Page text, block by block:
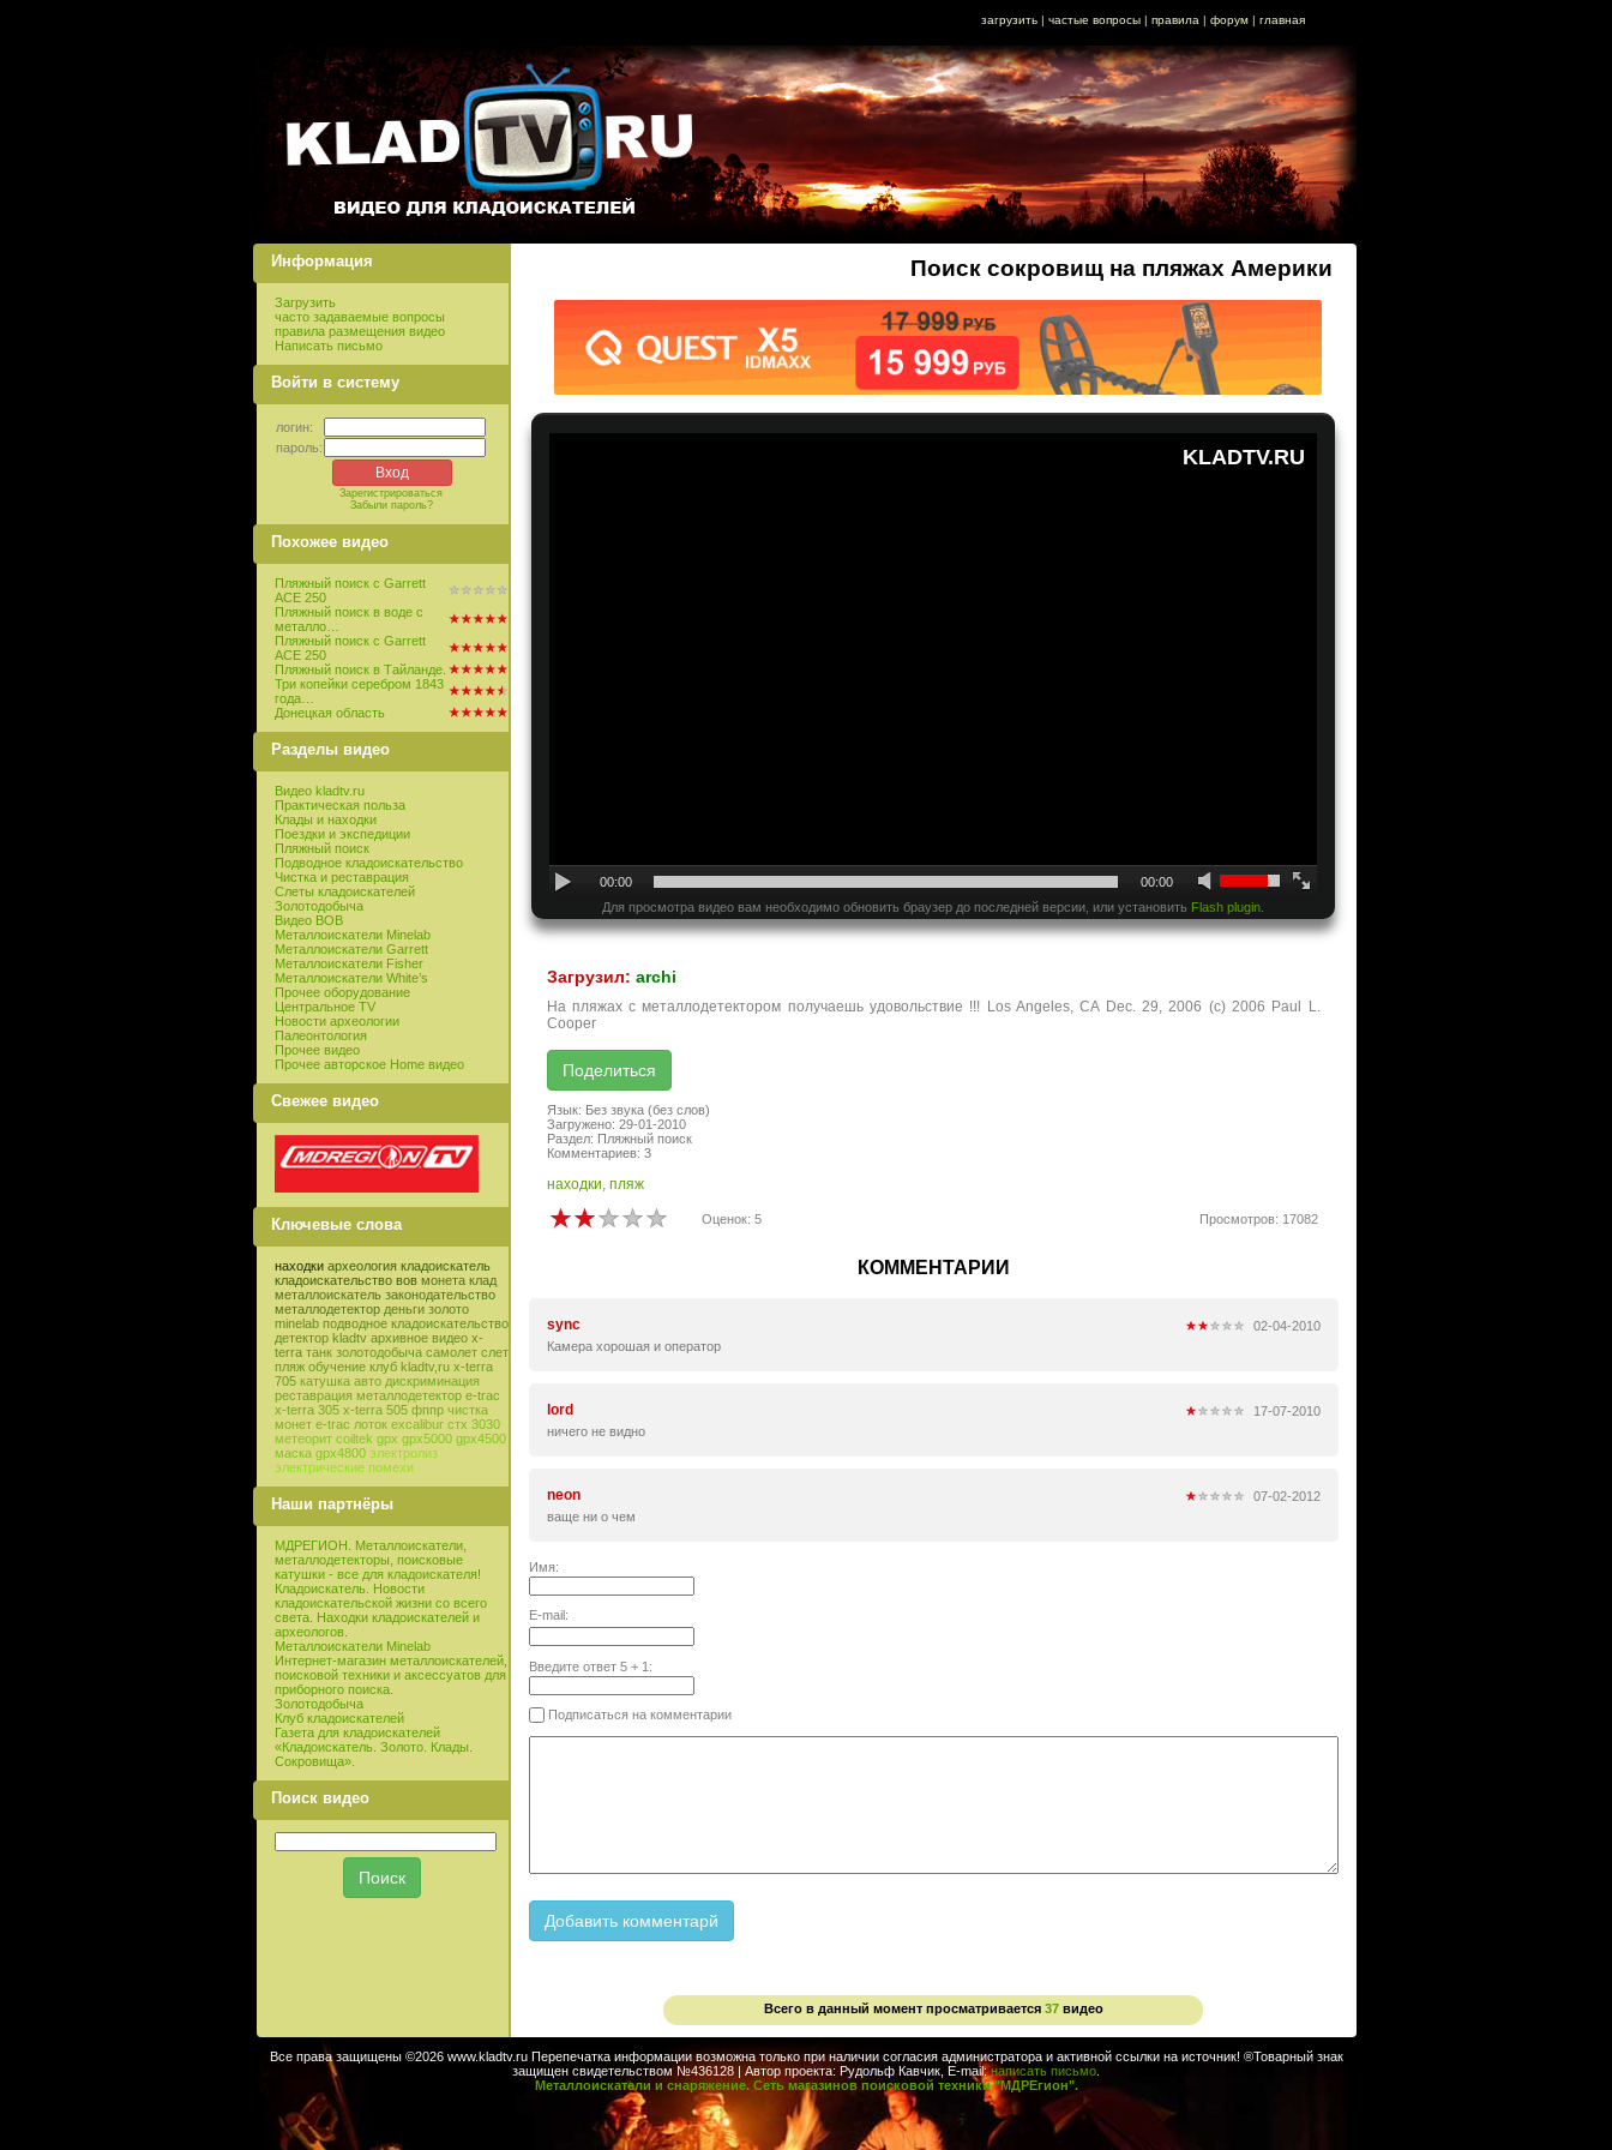
загрузить| частые вопросы| правила | форум| главная
Информация
Загрузить
часто задаваемые вопросы
правила размещения видео
Написать письмо
Войти в систему
логин:
пароль:
Зарегистрироваться
Забыли пароль?
Похожее видео
Пляжный поиск с Garrett
ACE 250
Пляжный поиск в воде с
металло…
Пляжный поиск с Garrett
ACE 250
Пляжный поиск в Тайланде.
Три копейки серебром 1843
года…
Донецкая область
Разделы видео
Видео kladtv.ru
Практическая польза
Клады и находки
Поездки и экспедиции
Пляжный поиск
Подводное кладоискательство
Чистка и реставрация
Слеты кладоискателей
Золотодобыча
Видео ВОВ
Металлоискатели Minelab
Металлоискатели Garrett
Металлоискатели Fisher
Металлоискатели White’s
Прочее оборудование
Центральное TV
Новости археологии
Палеонтология
Прочее видео
Прочее авторское Home видео
Свежее видео
Ключевые слова
находки археология кладоискатель
кладоискательство вов монета клад
металлоискатель законодательство
металлодетектор деньги золото
minelab подводное кладоискательство
детектор kladtv архивное видео x-
terra танк золотодобыча самолет слет
пляж обучение клуб kladtv,ru x-terra
705 катушка авто дискриминация
реставрация металлодетектор e-trac
x-terra 305 x-terra 505 фппр чистка
монет e-trac лоток excalibur стх 3030
метеорит coiltek gpx gpx5000 gpx4500
маска gpx4800 электролиз
электрические помехи
Наши партнёры
МДРЕГИОН. Металлоискатели,
металлодетекторы, поисковые
катушки - все для кладоискателя!
Кладоискатель. Новости
кладоискательской жизни со всего
света. Находки кладоискателей и
археологов.
Металлоискатели Minelab
Интернет-магазин металлоискателей,
поисковой техники и аксессуатов для
приборного поиска.
Золотодобыча
Клуб кладоискателей
Газета для кладоискателей
«Кладоискатель. Золото. Клады.
Сокровища».
Поиск видео
Поиск сокровищ на пляжах Америки
KLADTV.RU
00:00
00:00
Для просмотра видео вам необходимо обновить браузер до последней версии, или установить Flash plugin
Загрузил: archi
На пляжах с металлодетектором получаешь удовольствие !!! Los Angeles, CA Dec. 29, 2006 (c) 2006 Paul L.
Cooper
Язык: Без звука (без слов)
Загружено: 29-01-2010
Раздел: Пляжный поиск
Комментариев: 3
находки, пляж
Оценок: 5 Просмотров: 17082
КОММЕНТАРИИ
sync
02-04-2010
Камера хорошая и оператор
lord
17-07-2010
ничего не видно
neon
07-02-2012
ваще ни о чем
Имя:
E-mail:
Введите ответ 5+ 1 :
Подписаться на комментарии
Всего в данный момент просматривается 37видео
Все права защищены ©2026 www.kladtv.ru Перепечатка информации возможна только при наличии согласия администратора и активной ссылки на источник! ®Товарный знак
защищен свидетельством №436128 | Автор проекта: Рудольф Кавчик, E-mail:написать письмо
Металлоискатели и снаряжение. Сеть магазинов поисковой техники "МДРЕгион".